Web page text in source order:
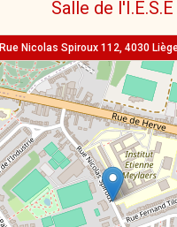
Salle de l'I.E.S.E
Rue Nicolas Spiroux 112, 4030